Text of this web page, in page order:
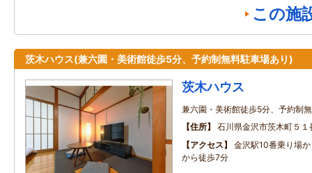
この施
茨木ハウス(兼六園・美術館徒歩5分、予約制無料駐車場あり)
茨木ハウス
兼六園・美術館徒歩5分、予約制
住所
石川県金沢市茨木町５１
アクセス
金沢駅10番乗り場
から徒歩7分